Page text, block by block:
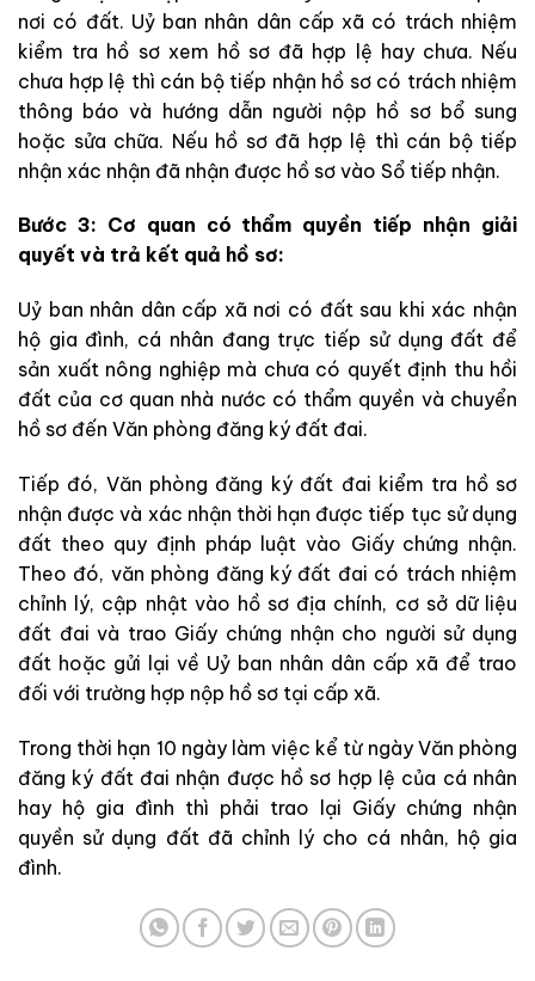
nơi có đất. Uỷ ban nhân dân cấp xã có trách nhiệm
kiểm tra hồ sơ xem hồ sơ đã hợp lệ hay chưa. Nếu
chưa hợp lệ thì cán bộ tiếp nhận hồ sơ có trách nhiệm
thông báo và hướng dẫn người nộp hồ sơ bổ sung
hoặc sửa chữa. Nếu hồ sơ đã hợp lệ thì cán bộ tiếp
nhận xác nhận đã nhận được hồ sơ vào Sổ tiếp nhận.
Bước 3: Cơ quan có thẩm quyền tiếp nhận giải
quyết và trả kết quả hồ sơ:
Uỷ ban nhân dân cấp xã nơi có đất sau khi xác nhận
hộ gia đình, cá nhân đang trực tiếp sử dụng đất để
sản xuất nông nghiệp mà chưa có quyết định thu hồi
đất của cơ quan nhà nước có thẩm quyền và chuyển
hồ sơ đến Văn phòng đăng ký đất đai.
Tiếp đó, Văn phòng đăng ký đất đai kiểm tra hồ sơ
nhận được và xác nhận thời hạn được tiếp tục sử dụng
đất theo quy định pháp luật vào Giấy chứng nhận.
Theo đó, văn phòng đăng ký đất đai có trách nhiệm
chỉnh lý, cập nhật vào hồ sơ địa chính, cơ sở dữ liệu
đất đai và trao Giấy chứng nhận cho người sử dụng
đất hoặc gửi lại về Uỷ ban nhân dân cấp xã để trao
đối với trường hợp nộp hồ sơ tại cấp xã.
Trong thời hạn 10 ngày làm việc kể từ ngày Văn phòng
đăng ký đất đai nhận được hồ sơ hợp lệ của cá nhân
hay hộ gia đình thì phải trao lại Giấy chứng nhận
quyền sử dụng đất đã chỉnh lý cho cá nhân, hộ gia
đình.